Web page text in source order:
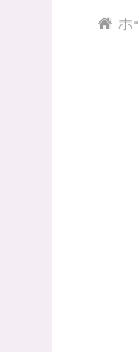
ホ